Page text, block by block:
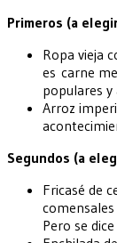
Primeros (a
Ropa vieja
es carne
populares y
Arroz
Segundos (a
Fricasé de
Pero se